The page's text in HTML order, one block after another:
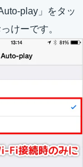
play」をタッ
けーです。